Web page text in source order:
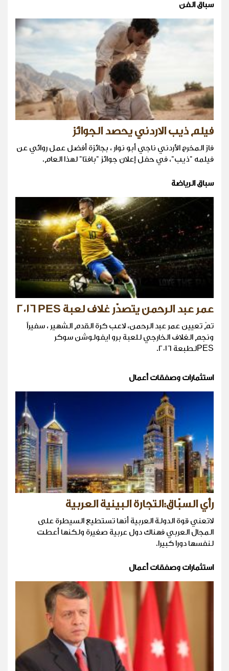
سباق الفن
فيلم ذيب الاردني يحصد الجوائز
فاز المخرج الأردني ناجي أبو نوار ، بجائزة أفضل عمل روائي عن
فيلمه "ذيب"، في حفل إعلان جوائز "بافتا" لهذا العام.
سباق الرياضة
عمر عبد الرحمن يتصدّر غلاف لعبة PES ٢٠١٦
تمّ تعيين عمر عبد الرحمن، لاعب كرة القدم الشهير ، سفيراً
ونجم الغلاف الخارجي للعبة برو ايفولوشن سوكر
PESلطبعة ٢٠١٦.
استثمارات وصفقات أعمال
رأي السبّاق:التجارة البينية العربية
لاتعني قوة الدولة العربية أنها تستطيع السيطرة على
المجال العربي فهناك دول عربية صغيرة ولكنها أعطت
لنفسها دورا كبيرا.
استثمارات وصفقات أعمال